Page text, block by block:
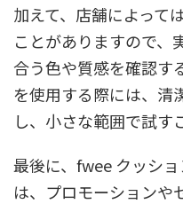
加えて、店舗によって
ことがありますので、
合う色や質感を確認す
を使用する際には、清
し、小さな範囲で試す
最後に、fwee クッシ
は、プロモーションや